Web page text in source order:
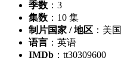
季数 ：3
集数 ：10 集
制片国家 / 地区 ：美国
语言 ：英语
IMDb ：tt30309600